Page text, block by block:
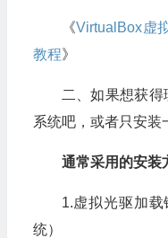
《VirtualBox虚
教程》
二、如果想获
系统吧，或者只安装
通常采用的安装
1.虚拟光驱加
统）